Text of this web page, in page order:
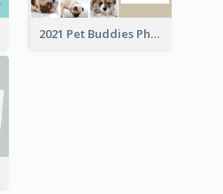
2021 Pet Buddies Photo Book